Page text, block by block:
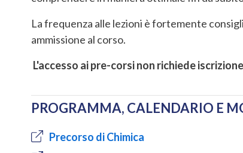
La frequenza alle lezioni è fortemente
ammissione al corso.
L'accesso ai pre-corsi non richiede
PROGRAMMA, CALENDARIO E
Precorso di Chimica